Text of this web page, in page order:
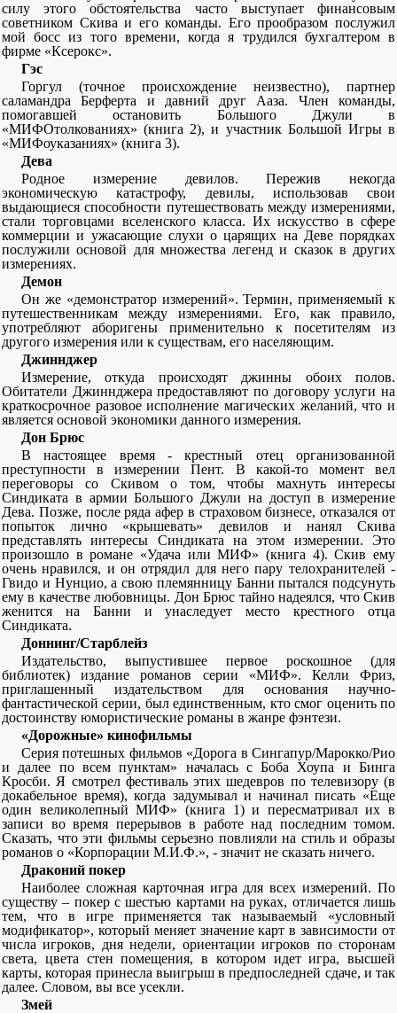
силу этого обстоятельства часто выступает финансовым
советником Скива и его команды. Его прообразом послужил
мой босс из того времени, когда я трудился бухгалтером в
фирме «Ксерокс».
Гэс
Горгул (точное происхождение неизвестно), партнер
саламандра Берферта и давний друг Ааза. Член команды,
помогавшей остановить Большого Джули в
«МИФОтолкованиях» (книга 2), и участник Большой Игры в
«МИФоуказаниях» (книга 3).
Дева
Родное измерение девилов. Пережив некогда
экономическую катастрофу, девилы, использовав свои
выдающиеся способности путешествовать между измерениями,
стали торговцами вселенского класса. Их искусство в сфере
коммерции и ужасающие слухи о царящих на Деве порядках
послужили основой для множества легенд и сказок в других
измерениях.
Демон
Он же «демонстратор измерений». Термин, применяемый к
путешественникам между измерениями. Его, как правило,
употребляют аборигены применительно к посетителям из
другого измерения или к существам, его населяющим.
Джиннджер
Измерение, откуда происходят джинны обоих полов.
Обитатели Джиннджера предоставляют по договору услуги на
краткосрочное разовое исполнение магических желаний, что и
является основой экономики данного измерения.
Дон Брюс
В настоящее время - крестный отец организованной
преступности в измерении Пент. В какой-то момент вел
переговоры со Скивом о том, чтобы махнуть интересы
Синдиката в армии Большого Джули на доступ в измерение
Дева. Позже, после ряда афер в страховом бизнесе, отказался от
попыток лично «крышевать» девилов и нанял Скива
представлять интересы Синдиката на этом измерении. Это
произошло в романе «Удача или МИФ» (книга 4). Скив ему
очень нравился, и он отрядил для него пару телохранителей -
Гвидо и Нунцио, а свою племянницу Банни пытался подсунуть
ему в качестве любовницы. Дон Брюс тайно надеялся, что Скив
женится на Банни и унаследует место крестного отца
Синдиката.
Доннинг/Старблейз
Издательство, выпустившее первое роскошное (для
библиотек) издание романов серии «МИФ». Келли Фриз,
приглашенный издательством для основания научно-
фантастической серии, был единственным, кто смог оценить по
достоинству юмористические романы в жанре фэнтези.
«Дорожные» кинофильмы
Серия потешных фильмов «Дорога в Сингапур/Марокко/Рио
и далее по всем пунктам» началась с Боба Хоупа и Бинга
Кросби. Я смотрел фестиваль этих шедевров по телевизору (в
докабельное время), когда задумывал и начинал писать «Еще
один великолепный МИФ» (книга 1) и пересматривал их в
записи во время перерывов в работе над последним томом.
Сказать, что эти фильмы серьезно повлияли на стиль и образы
романов о «Корпорации М.И.Ф.», - значит не сказать ничего.
Драконий покер
Наиболее сложная карточная игра для всех измерений. По
существу – покер с шестью картами на руках, отличается лишь
тем, что в игре применяется так называемый «условный
модификатор», который меняет значение карт в зависимости от
числа игроков, дня недели, ориентации игроков по сторонам
света, цвета стен помещения, в котором идет игра, высшей
карты, которая принесла выигрыш в предпоследней сдаче, и так
далее. Словом, вы все усекли.
Змей